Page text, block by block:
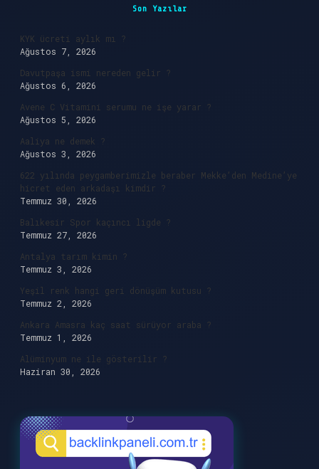
Son Yazılar
KYK ücreti aylık mı ?
Ağustos 7, 2026
Davutpaşa ismi nereden gelir ?
Ağustos 6, 2026
Avene C Vitamini serumu ne işe yarar ?
Ağustos 5, 2026
Aaliya ne demek ?
Ağustos 3, 2026
622 yılında peygamberimizle beraber Mekke’den Medine’ye
hicret eden arkadaşı kimdir ?
Temmuz 30, 2026
Balıkesir Spor kaçıncı ligde ?
Temmuz 27, 2026
Antalya tarım kimin ?
Temmuz 3, 2026
Yeşil renk hangi geri dönüşüm kutusu ?
Temmuz 2, 2026
Ankara Amasra kaç saat sürüyor araba ?
Temmuz 1, 2026
Alüminyum ne ile gösterilir ?
Haziran 30, 2026